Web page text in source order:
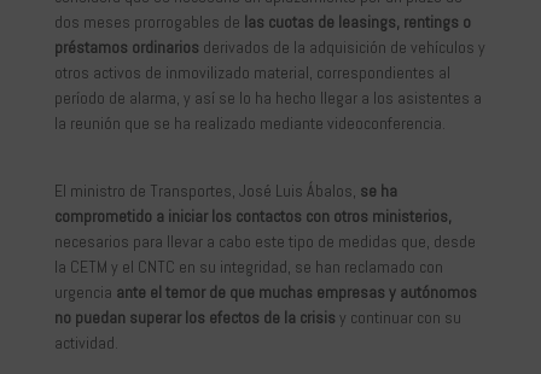
dos meses prorrogables de las cuotas de leasings, rentings o
préstamos ordinarios derivados de la adquisición de vehículos y
otros activos de inmovilizado material, correspondientes al
período de alarma, y así se lo ha hecho llegar a los asistentes a
la reunión que se ha realizado mediante videoconferencia.
El ministro de Transportes, José Luis Ábalos, se ha
comprometido a iniciar los contactos con otros ministerios,
necesarios para llevar a cabo este tipo de medidas que, desde
la CETM y el CNTC en su integridad, se han reclamado con
urgencia ante el temor de que muchas empresas y autónomos
no puedan superar los efectos de la crisis y continuar con su
actividad.